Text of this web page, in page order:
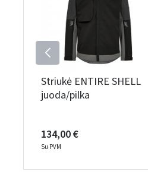
Striukė ENTIRE SHELL
juoda/pilka
134,00 €
Su PVM